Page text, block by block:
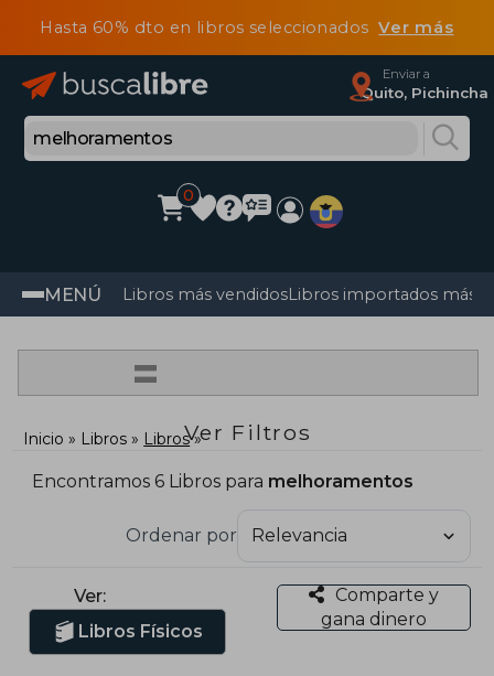
Hasta 60% dto en libros seleccionadosVer más
Enviar a
Quito, Pichincha
0
MENÚ Libros más vendidosLibros importados más
=
Ver Filtros
Inicio Libros Libros
Encontramos 6 Libros para melhoramentos
Ordenar por
Ver:
Libros Físicos
Comparte y
gana dinero